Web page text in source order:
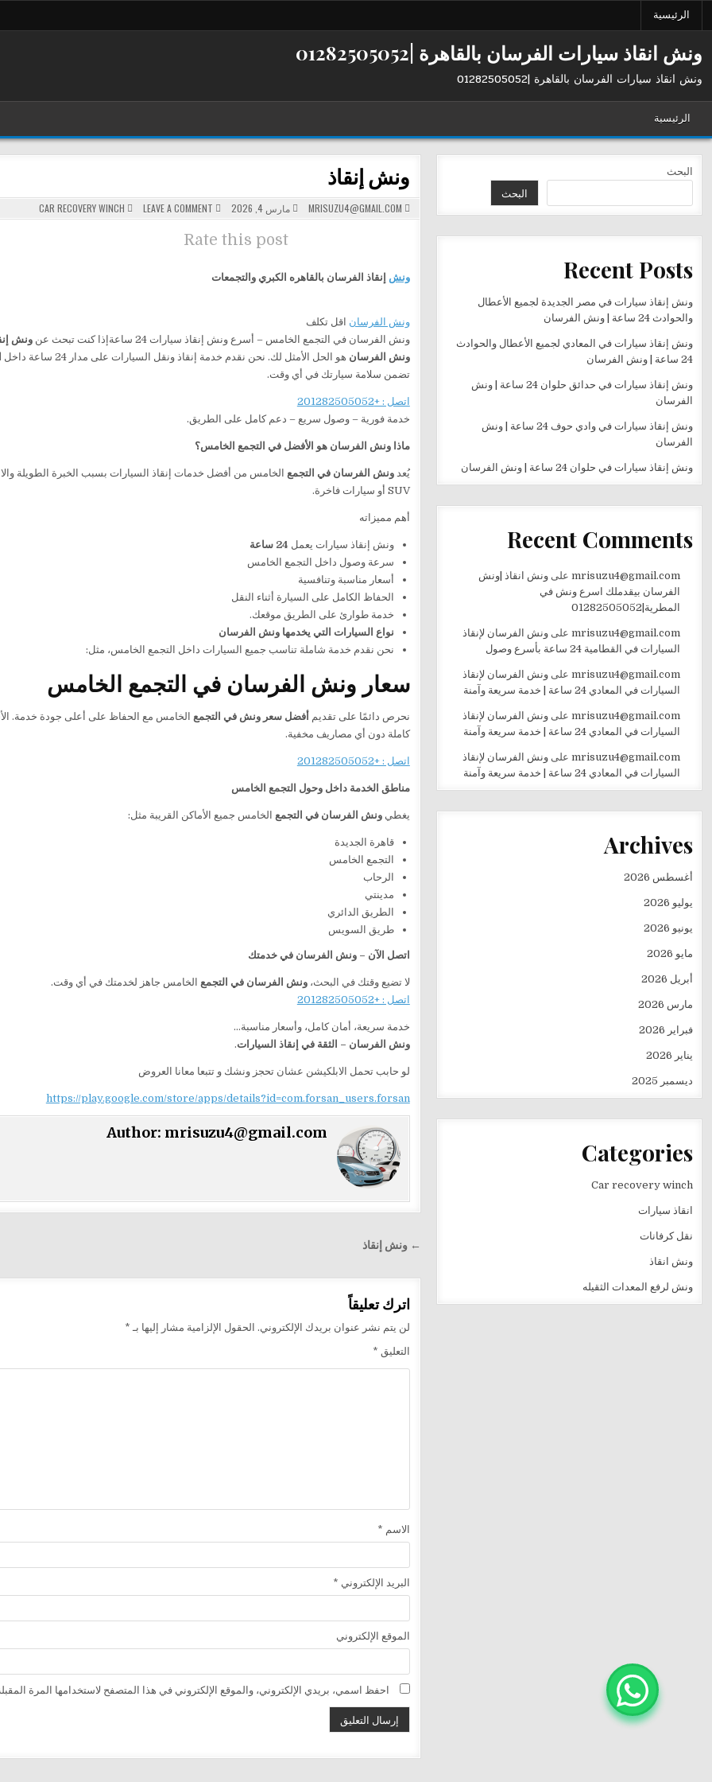
الرئيسية
ونش انقاذ سيارات الفرسان بالقاهرة |01282505052
ونش انقاذ سيارات الفرسان بالقاهرة |01282505052
الرئيسية
ونش إنقاذ
MRISUZU4@GMAIL.COM مارس 4, 2026 LEAVE A COMMENT
ON
ونش
POSTED
IN
CAR RECOVERY WINCH
Rate this post
ونش إنقاذ الفرسان بالقاهره الكبري والتجمعات
ونش الفرسان اقل تكلف
ونش الفرسان في التجمع الخامس – أسرع ونش إنقاذ سيارات 24 ساعةإذا كنت تبحث عن
ونش
ونش الفرسان هو الحل الأمثل لك. نحن نقدم خدمة إنقاذ ونقل السيارات على مدار 24 ساعة داخل
تضمن سلامة سيارتك في أي وقت.
اتصل : +201282505052
خدمة فورية – وصول سريع – دعم كامل على الطريق.
ماذا ونش الفرسان هو الأفضل في التجمع الخامس؟
يُعدونش الفرسان في التجمع الخامس من أفضل خدمات إنقاذ السيارات بسبب الخبرة الطويلة
SUV أو سيارات فاخرة.
أهم مميزاته
ونش إنقاذ سيارات يعمل 24 ساعة
سرعة وصول داخل التجمع الخامس
أسعار مناسبة وتنافسية
الحفاظ الكامل على السيارة أثناء النقل
خدمة طوارئ على الطريق موقعك.
نواع السيارات التي يخدمها ونش الفرسان
نحن نقدم خدمة شاملة تناسب جميع السيارات داخل التجمع الخامس، مثل:
سعار ونش الفرسان في التجمع الخامس
نحرص دائمًا على تقديمأفضل سعر ونش في التجمع الخامس مع الحفاظ على أعلى جودة خدمة.
كاملة دون أي مصاريف مخفية.
اتصل : +201282505052
مناطق الخدمة داخل وحول التجمع الخامس
يغطيونش الفرسان في التجمع الخامس جميع الأماكن القريبة مثل:
قاهرة الجديدة
التجمع الخامس
الرحاب
مدينتي
الطريق الدائري
طريق السويس
اتصل الآن – ونش الفرسان في خدمتك
لا تضيع وقتك في البحث،ونش الفرسان في التجمع الخامس جاهز لخدمتك في أي وقت.
اتصل : +201282505052
خدمة سريعة، أمان كامل، وأسعار مناسبة…
ونش الفرسان – الثقة في إنقاذ السيارات.
لو حابب تحمل الابلكيشن عشان تحجز ونشك و تتبعا معانا العروض
https://play.google.com/store/apps/details?id=com.forsan_users.forsan
Author: mrisuzu4@gmail.com
تصفّح
← ونش إنقاذ
اترك تعليقاً
لن يتم نشر عنوان بريدك الإلكتروني. الحقول الإلزامية مشار إليها بـ *
التعليق *
الاسم *
البريد الإلكتروني *
الموقع الإلكتروني
احفظ اسمي، بريدي الإلكتروني، والموقع الإلكتروني في هذا المتصفح لاستخدامها المرة
البحث
البحث
Recent Posts
ونش إنقاذ سيارات في مصر الجديدة لجميع الأعطال
والحوادث 24 ساعة | ونش الفرسان
ونش إنقاذ سيارات في المعادي لجميع الأعطال والحوادث
24 ساعة | ونش الفرسان
ونش إنقاذ سيارات في حدائق حلوان 24 ساعة | ونش
الفرسان
ونش إنقاذ سيارات في وادي حوف 24 ساعة | ونش
الفرسان
ونش إنقاذ سيارات في حلوان 24 ساعة | ونش الفرسان
Recent Comments
mrisuzu4@gmail.comعلى ونش انقاذ |ونش
الفرسان بيقدملك اسرع ونش في
المطرية|01282505052
mrisuzu4@gmail.comعلى ونش الفرسان لإنقاذ
السيارات في القطامية 24 ساعة بأسرع وصول
mrisuzu4@gmail.comعلى ونش الفرسان لإنقاذ
السيارات في المعادي 24 ساعة | خدمة سريعة وآمنة
mrisuzu4@gmail.comعلى ونش الفرسان لإنقاذ
السيارات في المعادي 24 ساعة | خدمة سريعة وآمنة
mrisuzu4@gmail.comعلى ونش الفرسان لإنقاذ
السيارات في المعادي 24 ساعة | خدمة سريعة وآمنة
Archives
أغسطس 2026
يوليو 2026
يونيو 2026
مايو 2026
أبريل 2026
مارس 2026
فبراير 2026
يناير 2026
ديسمبر 2025
Categories
Car recovery winch
انقاذ سيارات
نقل كرفانات
ونش انقاذ
ونش لرفع المعدات الثقيله